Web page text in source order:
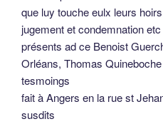
que luy touche eulx leurs
jugement et condemnation etc
présents ad ce Benoist
Orléans, Thomas
tesmoings
fait à Angers en la rue st
susdits